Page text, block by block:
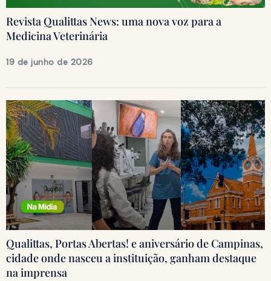
Revista Qualittas News: uma nova voz para a
Medicina Veterinária
19 de junho de 2026
Qualittas, Portas Abertas! e aniversário de Campinas,
cidade onde nasceu a instituição, ganham destaque
na imprensa